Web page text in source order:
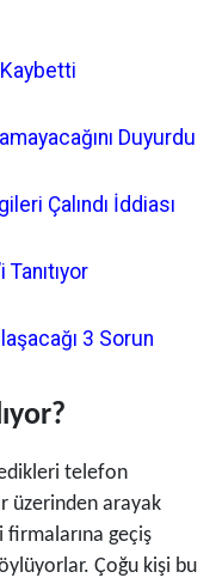
Duyurdu
Çalındı İddiası
3 Sorun
telefon
üzerinden arayak
geçiş
Çoğu kişi bu